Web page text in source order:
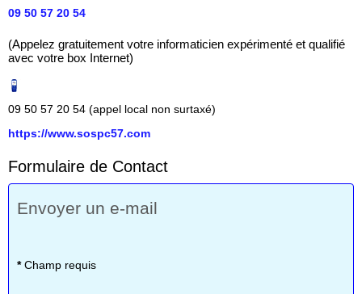
09 50 57 20 54
(Appelez gratuitement votre informaticien expérimenté et qualifié
avec votre box Internet)
09 50 57 20 54 (appel local non surtaxé)
https://www.sospc57.com
Formulaire de Contact
Envoyer un e-mail
*Champ requis